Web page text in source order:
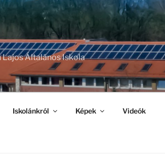
Lajos Általános Iskola
Iskolánkról Képek Videók